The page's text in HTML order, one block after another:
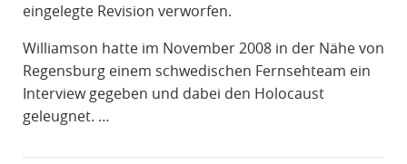
eingelegte Revision verworfen.
Williamson hatte im November 2008 in der Nähe von
Regensburg einem schwedischen Fernsehteam ein
Interview gegeben und dabei den Holocaust
geleugnet. …